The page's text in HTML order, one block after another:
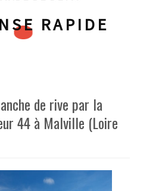
RAPIDE
de rive par la
44 à Malville (Loire